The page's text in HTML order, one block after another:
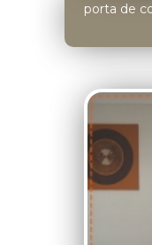
porta de